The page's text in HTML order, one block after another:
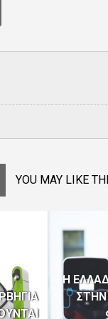
YOU MAY LIKE
Η
ΣΤΗΝ